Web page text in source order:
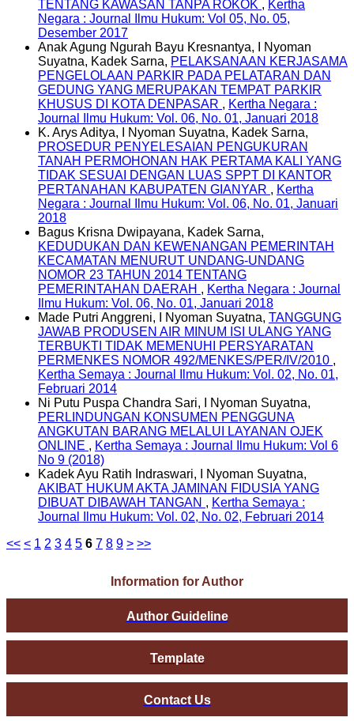
TENTANG KAWASAN TANPA ROKOK , Kertha
Negara : Journal Ilmu Hukum: Vol 05, No. 05,
Desember 2017
Anak Agung Ngurah Bayu Kresnantya, I Nyoman
Suyatna, Kadek Sarna, PELAKSANAAN KERJASAMA
PENGELOLAAN PARKIR PADA PELATARAN DAN
GEDUNG YANG MERUPAKAN TEMPAT PARKIR
KHUSUS DI KOTA DENPASAR , Kertha Negara :
Journal Ilmu Hukum: Vol. 06, No. 01, Januari 2018
K. Arys Aditya, I Nyoman Suyatna, Kadek Sarna,
PROSEDUR PENYELESAIAN PENGUKURAN
TANAH PERMOHONAN HAK PERTAMA KALI YANG
TIDAK SESUAI DENGAN LUAS SPPT DI KANTOR
PERTANAHAN KABUPATEN GIANYAR , Kertha
Negara : Journal Ilmu Hukum: Vol. 06, No. 01, Januari
2018
Bagus Krisna Dwipayana, Kadek Sarna,
KEDUDUKAN DAN KEWENANGAN PEMERINTAH
KECAMATAN MENURUT UNDANG-UNDANG
NOMOR 23 TAHUN 2014 TENTANG
PEMERINTAHAN DAERAH , Kertha Negara : Journal
Ilmu Hukum: Vol. 06, No. 01, Januari 2018
Made Putri Anggreni, I Nyoman Suyatna, TANGGUNG
JAWAB PRODUSEN AIR MINUM ISI ULANG YANG
TERBUKTI TIDAK MEMENUHI PERSYARATAN
PERMENKES NOMOR 492/MENKES/PER/IV/2010 ,
Kertha Semaya : Journal Ilmu Hukum: Vol. 02, No. 01,
Februari 2014
Ni Putu Puspa Chandra Sari, I Nyoman Suyatna,
PERLINDUNGAN KONSUMEN PENGGUNA
ANGKUTAN BARANG MELALUI LAYANAN OJEK
ONLINE , Kertha Semaya : Journal Ilmu Hukum: Vol 6
No 9 (2018)
Kadek Ayu Ratih Indraswari, I Nyoman Suyatna,
AKIBAT HUKUM AKTA JAMINAN FIDUSIA YANG
DIBUAT DIBAWAH TANGAN , Kertha Semaya :
Journal Ilmu Hukum: Vol. 02, No. 02, Februari 2014
<< < 1 2 3 4 5 6 7 8 9 > >>
Information for Author
Author Guideline
Template
Contact Us